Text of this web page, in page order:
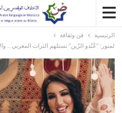
الرئيسية
فن وثقافة
لمنور: “عْنْدو الزّين” تستلهم الثرات المغربي ..